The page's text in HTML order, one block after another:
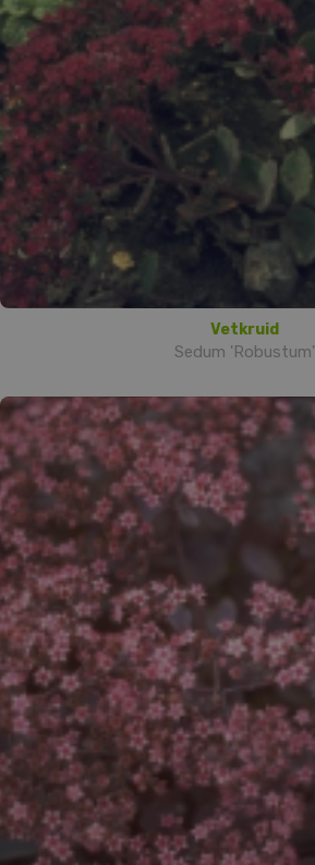
Vetkruid
Sedum 'Robustum'